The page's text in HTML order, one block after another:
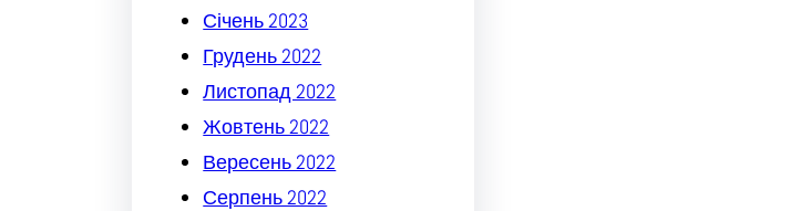
Січень 2023
Грудень 2022
Листопад 2022
Жовтень 2022
Вересень 2022
Серпень 2022